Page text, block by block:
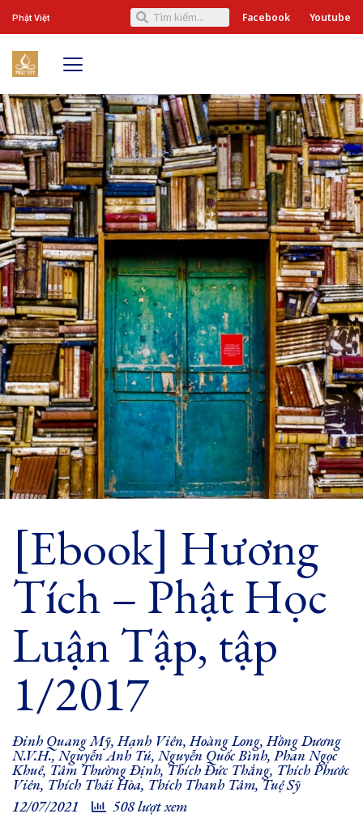
Phật Việt Facebook Youtube
[Ebook] Hương
Tích – Phật Học
Luận Tập, tập
1/2017
Đinh Quang Mỹ,Hạnh Viên,Hoàng Long,Hồng Dương
N.V.H.,Nguyễn Anh Tú, Nguyễn Quốc Bình, Phan Ngọc
Khuê, Tâm Thường Ðịnh, Thích Đức Thắng, Thích Phước
Viên, Thích Thái Hòa, Thích Thanh Tâm, Tuệ Sỹ
12/07/2021
508 lượt xem